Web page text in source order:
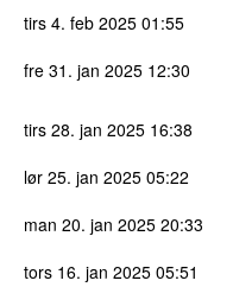
tirs 4. feb 2025 01:55
fre 31. jan 2025 12:30
tirs 28. jan 2025 16:38
lør 25. jan 2025 05:22
man 20. jan 2025 20:33
tors 16. jan 2025 05:51